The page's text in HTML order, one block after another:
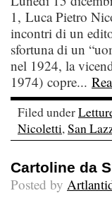
1, Luca Pietro
incontri di un
sfortuna di un
nel 1924, la
1974) copre...
Filed under
Nicoletti,San
Cartoline da
Posted by